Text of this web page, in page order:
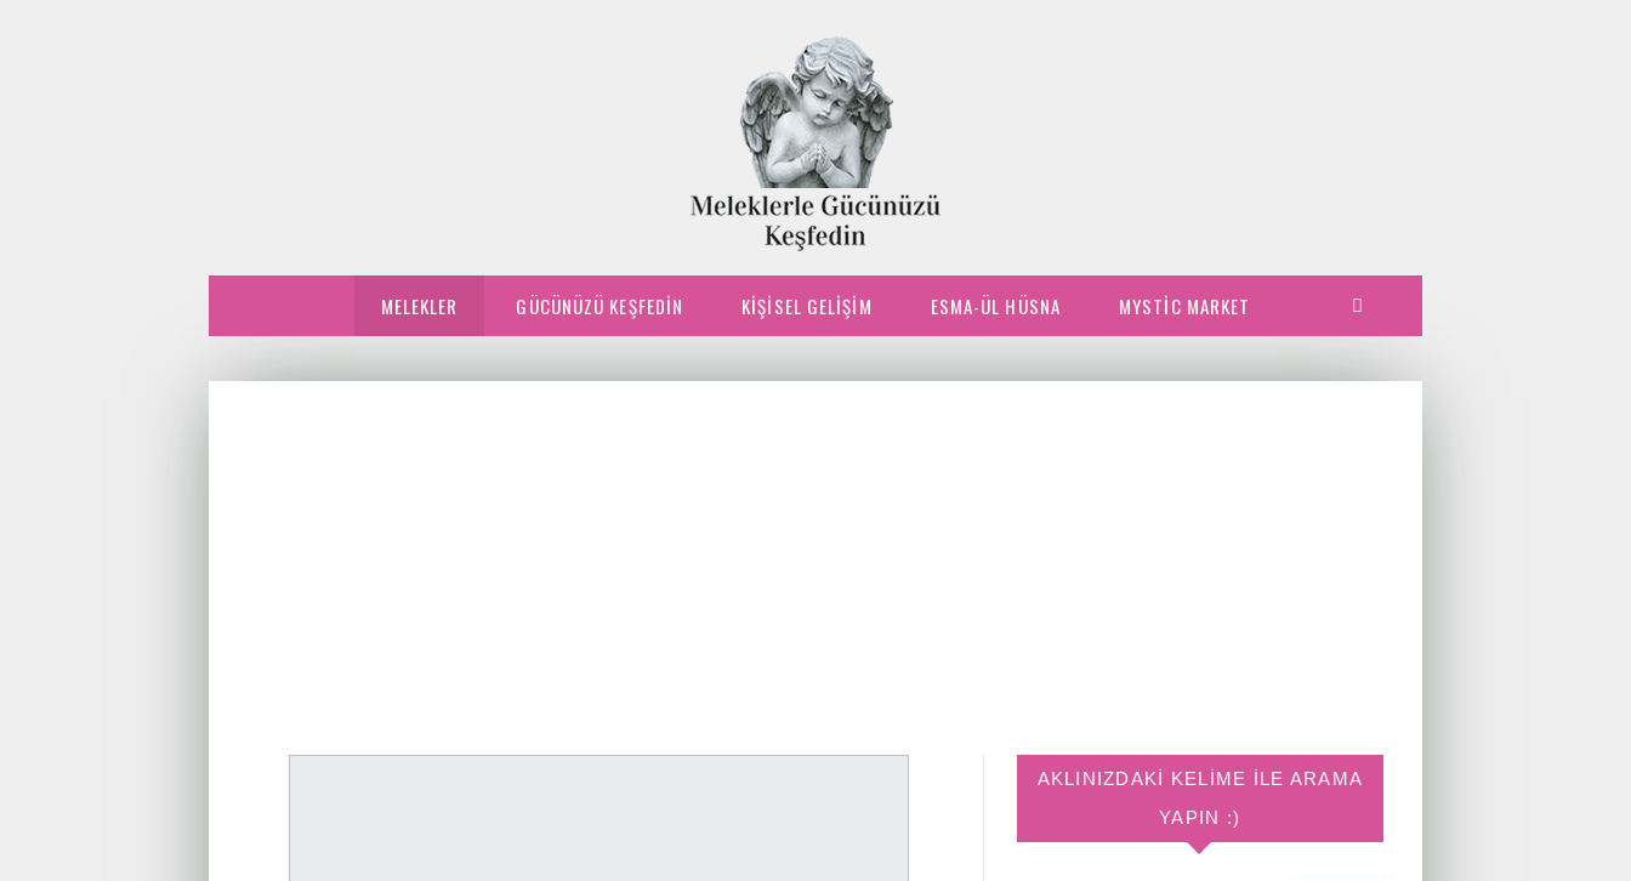
MELEKLER GÜCÜNÜZÜ KEŞFEDIN KIŞISEL GELIŞIM ESMA-ÜL HÜSNA MYSTIC MARKET
AKLINIZDAKI KELIME ILE ARAMA
YAPIN :)